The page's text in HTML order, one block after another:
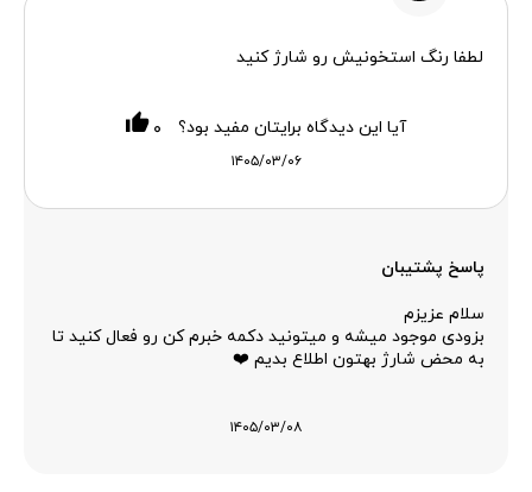
لطفا رنگ استخونیش رو شارژ کنید
۱۴۰۵/۰۳/۰۶
آیا این دیدگاه برایتان مفید بود؟ ۰
پاسخ پشتیبان
سلام عزیزم
بزودی موجود میشه و میتونید دکمه خبرم کن رو فعال کنید تا
به محض شارژ بهتون اطلاع بدیم ❤️
۱۴۰۵/۰۳/۰۸